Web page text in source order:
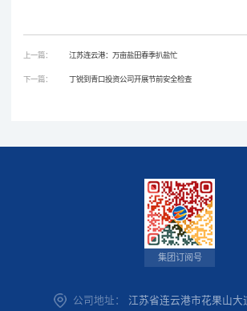
上一篇： 江苏连云港：万亩盐田春季扒盐忙
下一篇： 丁锐到青口投资公司开展节前安全检查
集团订阅号
公司地址： 江苏省连云港市花果山大